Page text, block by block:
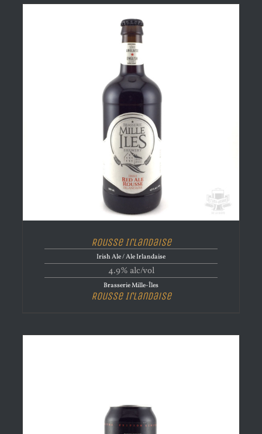
Rousse Irlandaise
Irish Ale / Ale Irlandaise
4.9% alc/vol
Brasserie Mille-Îles
Rousse Irlandaise